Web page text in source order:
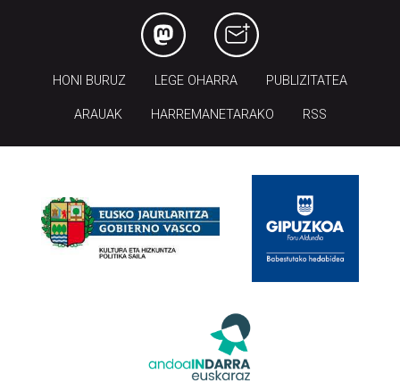
HONI BURUZ LEGE OHARRA PUBLIZITATEA
ARAUAK HARREMANETARAKO RSS